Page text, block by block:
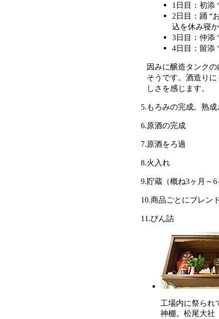
1日目：初添
2日目：踊 “
込を休み寝
3日目：仲添
4日目：留添
因みに醸造タンク
そうです。酒造り
しさを感じます。
5.もろみの完成。熟
6.原酒の完成
7.原酒をろ過
8.火入れ
9.貯蔵（概ね3ヶ月～
10.商品ごとにブレン
11.びん詰
工場内に祭られ
神棚。松尾大社